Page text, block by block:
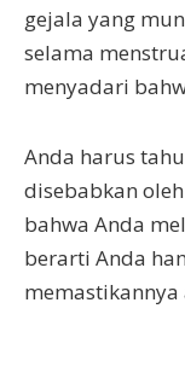
gejala yang
selama
menyadari
Anda harus
disebabkan
bahwa Anda
berarti Anda